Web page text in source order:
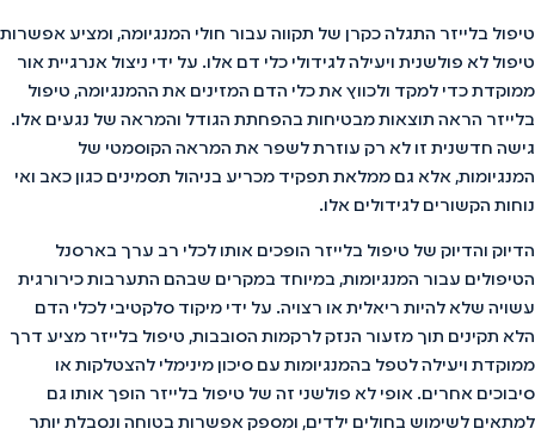
טיפול בלייזר התגלה כקרן של תקווה עבור חולי המנגיומה, ומציע אפשרות
טיפול לא פולשנית ויעילה לגידולי כלי דם אלו. על ידי ניצול אנרגיית אור
ממוקדת כדי למקד ולכווץ את כלי הדם המזינים את ההמנגיומה, טיפול
בלייזר הראה תוצאות מבטיחות בהפחתת הגודל והמראה של נגעים אלו.
גישה חדשנית זו לא רק עוזרת לשפר את המראה הקוסמטי של
המנגיומות, אלא גם ממלאת תפקיד מכריע בניהול תסמינים כגון כאב ואי
נוחות הקשורים לגידולים אלו.
הדיוק והדיוק של טיפול בלייזר הופכים אותו לכלי רב ערך בארסנל
הטיפולים עבור המנגיומות, במיוחד במקרים שבהם התערבות כירורגית
עשויה שלא להיות ריאלית או רצויה. על ידי מיקוד סלקטיבי לכלי הדם
הלא תקינים תוך מזעור הנזק לרקמות הסובבות, טיפול בלייזר מציע דרך
ממוקדת ויעילה לטפל בהמנגיומות עם סיכון מינימלי להצטלקות או
סיבוכים אחרים. אופי לא פולשני זה של טיפול בלייזר הופך אותו גם
למתאים לשימוש בחולים ילדים, ומספק אפשרות בטוחה ונסבלת יותר